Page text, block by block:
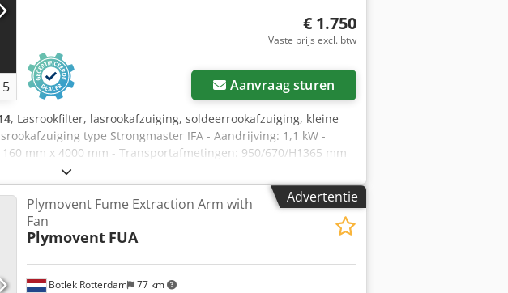
€ 1.750
Vaste prijs excl. btw
Aanvraag sturen
, Lasrookfilter, lasrookafzuiging, soldeerrookafzuiging, kleine
type Strongmaster IFA - Aandrijving: 1,1 kW -
mm x 4000 mm - Transportafmetingen: 950/670/H1365 mm
Advertentie
Botlek Rotterdam 77 km
Plymovent Fume Extraction Arm with
Fan
Plymovent FUA